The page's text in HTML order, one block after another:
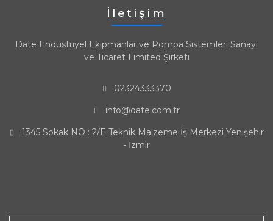
İletişim
Date Endüstriyel Ekipmanlar ve Pompa Sistemleri Sanayi
ve Ticaret Limited Şirketi
02324333370
info@date.com.tr
1345 Sokak NO : 2/E Teknik Malzeme İş Merkezi Yenişehir
- İzmir